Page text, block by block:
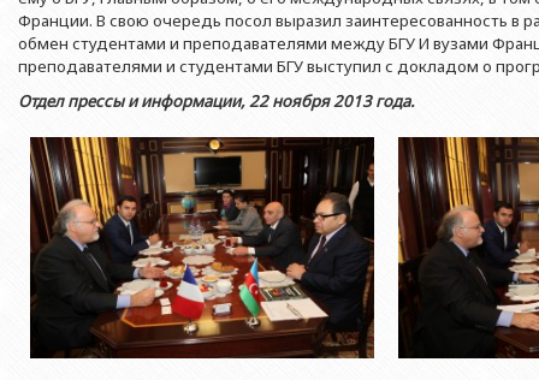
Ректоры
Выпускники БГУ
Почетные доктора
Образование в БГУ
Перечень специальностей
Знаменательные даты в истории БГУ
Учебно-методический советОтдел мониторинга и контроля
Отдел протокола
Служба психологической помощи
Культурно-творческий центр
Спортивно-оздоровительный
Университетская газета
Типография
Издательство
Географический
Геологический
Филологический
Исторический
Факультет
Юридический
Факультет
Факультет
Факультет
Институт
Азербайджанской
Юридическое
Юридическое
образования
Юридическое
Юридическое
и образования
Франции. В свою очередь посол выразил заинтересованность в
обмен студентами и преподавателями между БГУ И вузами
преподавателями и студентами БГУ выступил с докладом о
Отдел прессы и информации, 22 ноября 2013 года.